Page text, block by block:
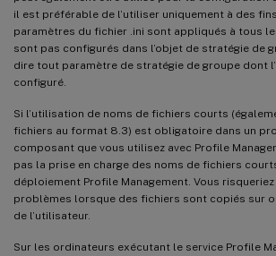
il est préférable de l’utiliser uniquement à des
paramètres du fichier .ini sont appliqués à tous
sont pas configurés dans l’objet de stratégie de
dire tout paramètre de stratégie de groupe dont
configuré.
Si l’utilisation de noms de fichiers courts
fichiers au format 8.3) est obligatoire dans un
composant que vous utilisez avec Profile
pas la prise en charge des noms de fichiers
déploiement Profile Management. Vous
problèmes lorsque des fichiers sont copiés sur
de l’utilisateur.
Sur les ordinateurs exécutant le service Profile